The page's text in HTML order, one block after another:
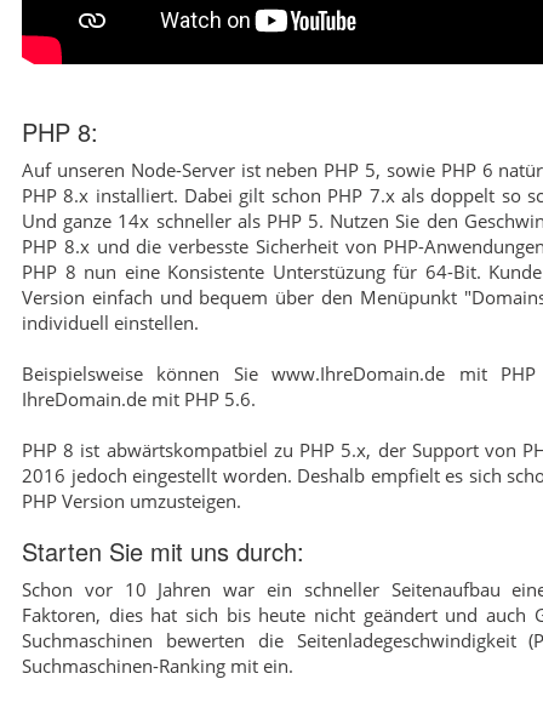
PHP 8:
Auf unseren Node-Server ist neben PHP 5, sowie PHP 6
PHP 8.x installiert. Dabei gilt schon PHP 7.x als doppelt so
Und ganze 14x schneller als PHP 5. Nutzen Sie den
PHP 8.x und die verbesste Sicherheit von PHP-
PHP 8 nun eine Konsistente Unterstüzung für 64-Bit.
Version einfach und bequem über den Menüpunkt
individuell einstellen.
Beispielsweise können Sie www.IhreDomain.de mit
IhreDomain.de mit PHP 5.6.
PHP 8 ist abwärtskompatbiel zu PHP 5.x, der Support von
2016 jedoch eingestellt worden. Deshalb empfielt es sich
PHP Version umzusteigen.
Starten Sie mit uns durch:
Schon vor 10 Jahren war ein schneller Seitenaufbau
Faktoren, dies hat sich bis heute nicht geändert und auch
Suchmaschinen bewerten die Seitenladegeschwindigkeit
Suchmaschinen-Ranking mit ein.